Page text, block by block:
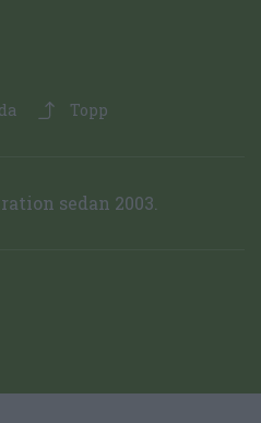
Topp
sedan 2003.